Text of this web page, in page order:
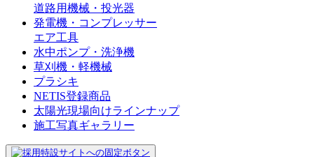
道路用機械・投光器
発電機・コンプレッサー
エア工具
水中ポンプ・洗浄機
草刈機・軽機械
プラシキ
NETIS登録商品
太陽光現場向けラインナップ
施工写真ギャラリー